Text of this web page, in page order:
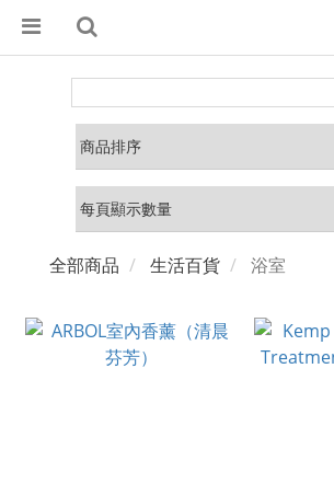
全部商品 生活百貨 浴室